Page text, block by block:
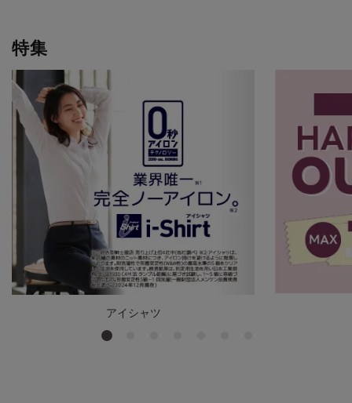
特集
アイシャツ